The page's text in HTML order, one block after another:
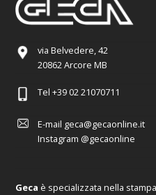
via Belvedere, 42
20862 Arcore MB
Tel +39 02 21070711
E-mail geca@gecaonline.it
Instagram @gecaonline
Geca è specializzata nella